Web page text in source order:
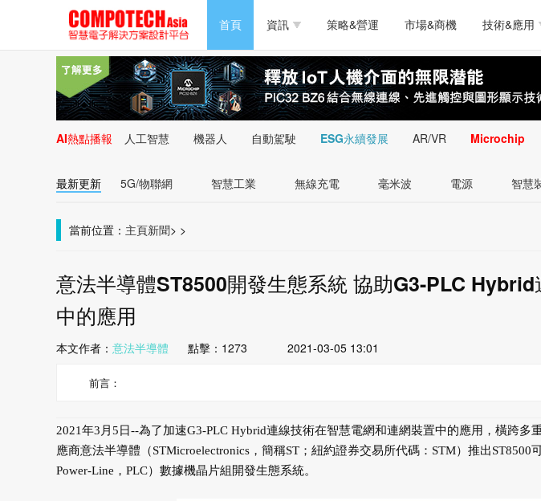
首頁 資訊
半導體/零組件 測試量測
PC/周邊 軟體/工具 醫療電子
新能源 人工智慧 安防監控
策略&營運 市場&商機 技術&應用
醫療電子
類比技術
嵌入技術
PC/周邊 軟體/工具 醫療電子
新能源 人工智慧 安防監控
醫療電子
類比技術
嵌入技術
智慧型視覺
控技術
AI熱點播報 人工智慧 機器人 自動駕駛 ESG永續發展 AR/VR Microchip
最新更新 5G/物聯網 智慧工業 無線充電 毫米波 電源 智慧
當前位置： 主頁 >
新聞 >
意法半導體ST8500開發生態系統 協助G3-PLC
中的應用
本文作者： 意法半導體 點擊： 1273 2021-03-05 13:01
前言：
2021年3月5日--為了加速G3-PLC Hybrid連線技術在智慧電網和連網裝置中的應用，橫跨多
應商意法半導體（STMicroelectronics，簡稱ST；紐約證券交易所代碼：STM）推出ST8500
Power-Line，PLC）數據機晶片組開發生態系統。